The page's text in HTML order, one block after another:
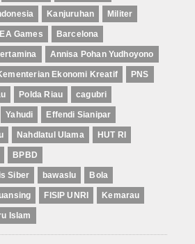
Kanjuruhan Militer
Games Barcelona
Annisa Pohan Yudhoyono
Ekonomi Kreatif PNS
Polda Riau cagubri
Yahudi Effendi Sianipar
Nahdlatul Ulama HUT RI
BPBD
Siber bawaslu Bola
FISIP UNRI Kemarau
Islam